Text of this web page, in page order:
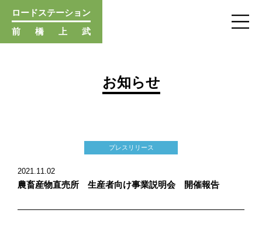
ロードステーション
前
橋 上 武
お知らせ
2021.11.02
農畜産物直売所 生産者向け事業説明会 開催報告